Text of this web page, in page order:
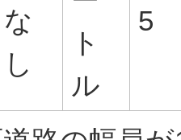
な
し
ト
ル
5